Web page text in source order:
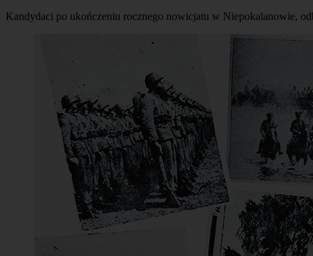
Kandydaci po ukończeniu rocznego nowicjatu w Niepokalanowie,